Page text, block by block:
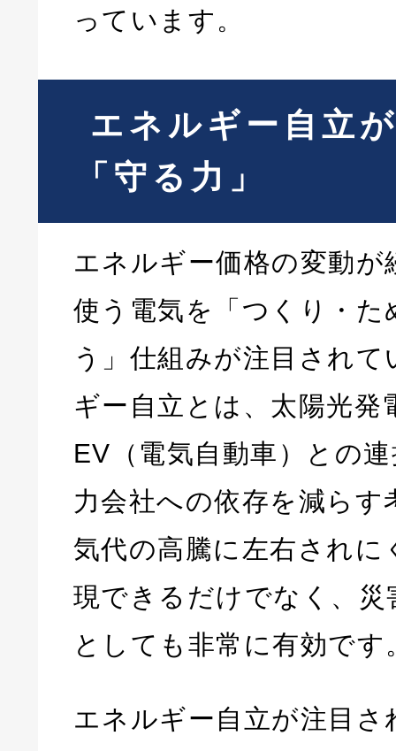
っています。
エネルギー自立
「守る力」
エネルギー価格の変動が
使う電気を「つくり・た
う」仕組みが注目され
ギー自立とは、太陽光発
EV（電気自動車）との
力会社への依存を減らす
気代の高騰に左右されに
現できるだけでなく、災
としても非常に有効です
エネルギー自立が注目さ